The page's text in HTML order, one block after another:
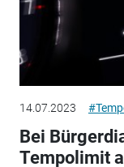
14.07.2023
Bei
Tempolimit